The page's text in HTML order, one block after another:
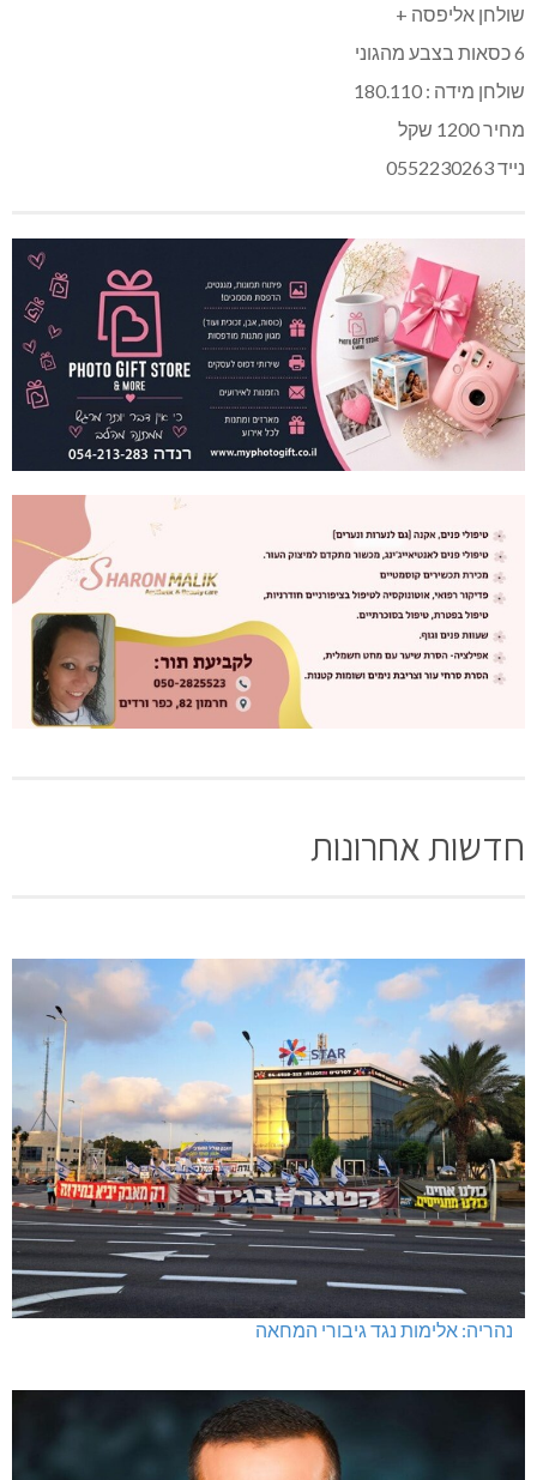
שולחן אליפסה +
6 כסאות בצבע מהגוני
שולחן מידה : 180.110
מחיר 1200 שקל
נייד 0552230263
חדשות אחרונות
נהריה: אלימות נגד גיבורי המחאה